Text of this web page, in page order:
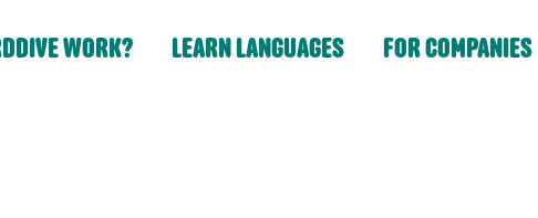
WORK? LEARN LANGUAGES FOR COMPANIES